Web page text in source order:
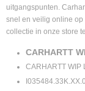
uitgangspunten.
snel en veilig online op
collectie in onze store
CARHARTT
CARHARTT WIP